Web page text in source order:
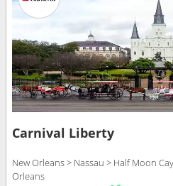
Carnival Liberty
New Orleans > Nassau > Half Moon
Orleans